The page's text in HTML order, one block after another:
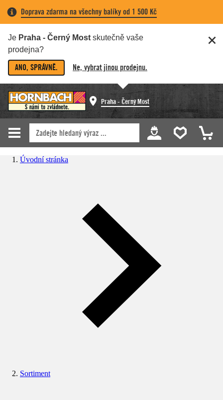
Doprava zdarma na všechny balíky od 1 500 Kč
Je Praha - Černý Most skutečně vaše
prodejna?
ANO, SPRÁVNĚ. Ne, vybrat jinou prodejnu.
Praha - Černý Most
Úvodní stránka
Sortiment